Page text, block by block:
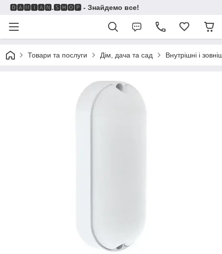
🅳🅰🅼🅸🅰🅽.🆂🅷🅾🅿 - Знайдемо все!
Товари та послуги Дім, дача та сад Внутрішні і